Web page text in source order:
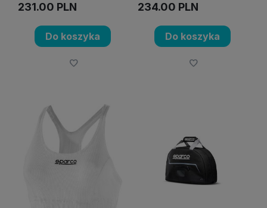
231.00 PLN
Do koszyka
234.00 PLN
Do koszyka